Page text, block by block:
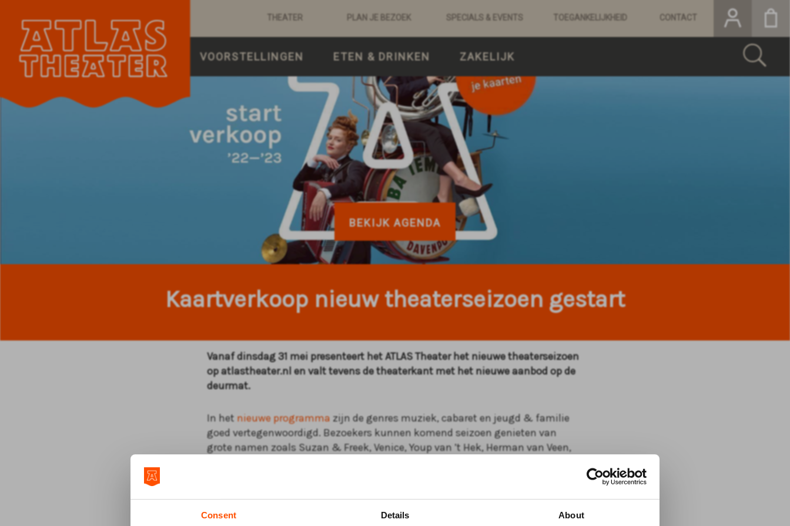
Consent Details About
CONTACT
TOEGANKELIJKHEID
SPECIALS & EVENTS
PLAN JE BEZOEK
THEATER
VOORSTELLINGEN ETEN & DRINKEN ZAKELIJK
BEKIJK AGENDA
Kaartverkoop nieuw theaterseizoen gestart
Vanaf dinsdag 31 mei presenteert het ATLAS Theater het nieuwe theaterseizoen
op atlastheater.nl en valt tevens de theaterkant met het nieuwe aanbod op de
deurmat.
In het nieuwe programma zijn de genres muziek, cabaret en jeugd & familie
goed vertegenwoordigd. Bezoekers kunnen komend seizoen genieten van
grote namen zoals Suzan & Freek, Venice, Youp van ’t Hek, Herman van Veen,
Nederland heeft gevonden.